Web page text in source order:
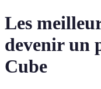
Les
devenir un
Cube